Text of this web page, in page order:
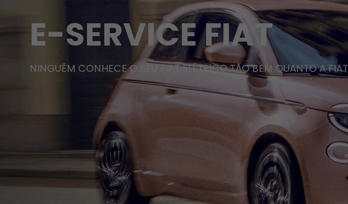
E-SERVICE FIAT
NINGUÉM CONHECE O SEU FIAT ELÉTRICO TÃO BEM QUANTO A FIAT